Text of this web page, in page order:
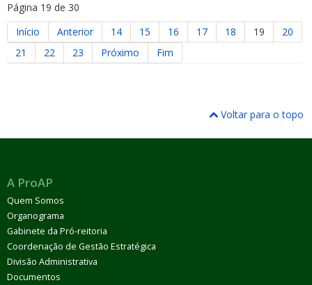
Página 19 de 30
Início
Anterior 14 15 16 17 18 19
20
21
22 23 Próximo Fim
Voltar para o topo
A ProAP
Quem Somos
Organograma
Gabinete da Pró-reitoria
Coordenação de Gestão Estratégica
Divisão Administrativa
Documentos